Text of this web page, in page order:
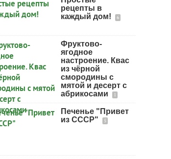
рецепты в
каждый дом!
6
Фруктово-
ягодное
настроение. Квас
из чёрной
смородины с
мятой и десерт с
абрикосами
1
Печенье "Привет
из СССР"
5